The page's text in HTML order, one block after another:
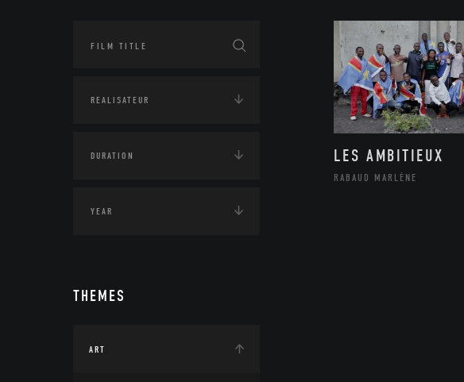
THEMES
ART
LES AMBITIEUX
RABAUD MARLÈNE